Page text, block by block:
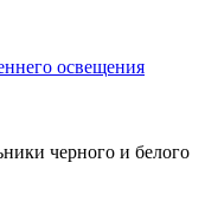
освещения
черного и белого